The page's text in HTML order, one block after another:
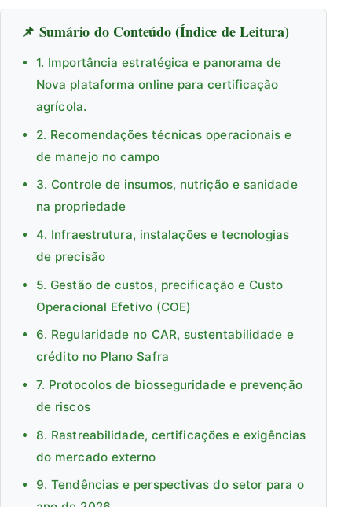
📌 Sumário do Conteúdo (Índice de Leitura)
1. Importância estratégica e panorama de
Nova plataforma online para certificação
agrícola.
2. Recomendações técnicas operacionais e
de manejo no campo
3. Controle de insumos, nutrição e sanidade
na propriedade
4. Infraestrutura, instalações e tecnologias
de precisão
5. Gestão de custos, precificação e Custo
Operacional Efetivo (COE)
6. Regularidade no CAR, sustentabilidade e
crédito no Plano Safra
7. Protocolos de biosseguridade e prevenção
de riscos
8. Rastreabilidade, certificações e exigências
do mercado externo
9. Tendências e perspectivas do setor para o